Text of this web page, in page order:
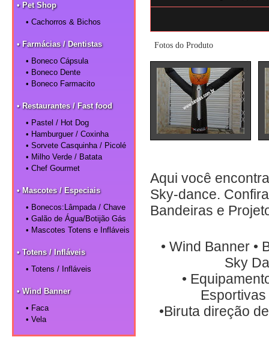
• Pet Shop
• Cachorros & Bichos
• Farmácias / Dentistas
• Boneco Cápsula
• Boneco Dente
• Boneco Farmacito
• Restaurantes / Fast food
• Pastel / Hot Dog
• Hamburguer / Coxinha
• Sorvete Casquinha / Picolé
• Milho Verde / Batata
• Chef Gourmet
• Mascotes / Especiais
• Bonecos:Lâmpada / Chave
• Galão de Água/Botijão Gás
• Mascotes Totens e Infláveis
• Totens / Infláveis
• Totens / Infláveis
• Wind Banner
• Faca
• Vela
Fotos do Produto
Aqui você
Sky-dance.
Bandeiras e
• Wind Banner •
Sky
•
Esportivas
•Biruta direção